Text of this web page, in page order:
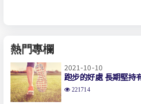
熱門專欄
2021-10-10
跑步的好處 長期堅持
221714